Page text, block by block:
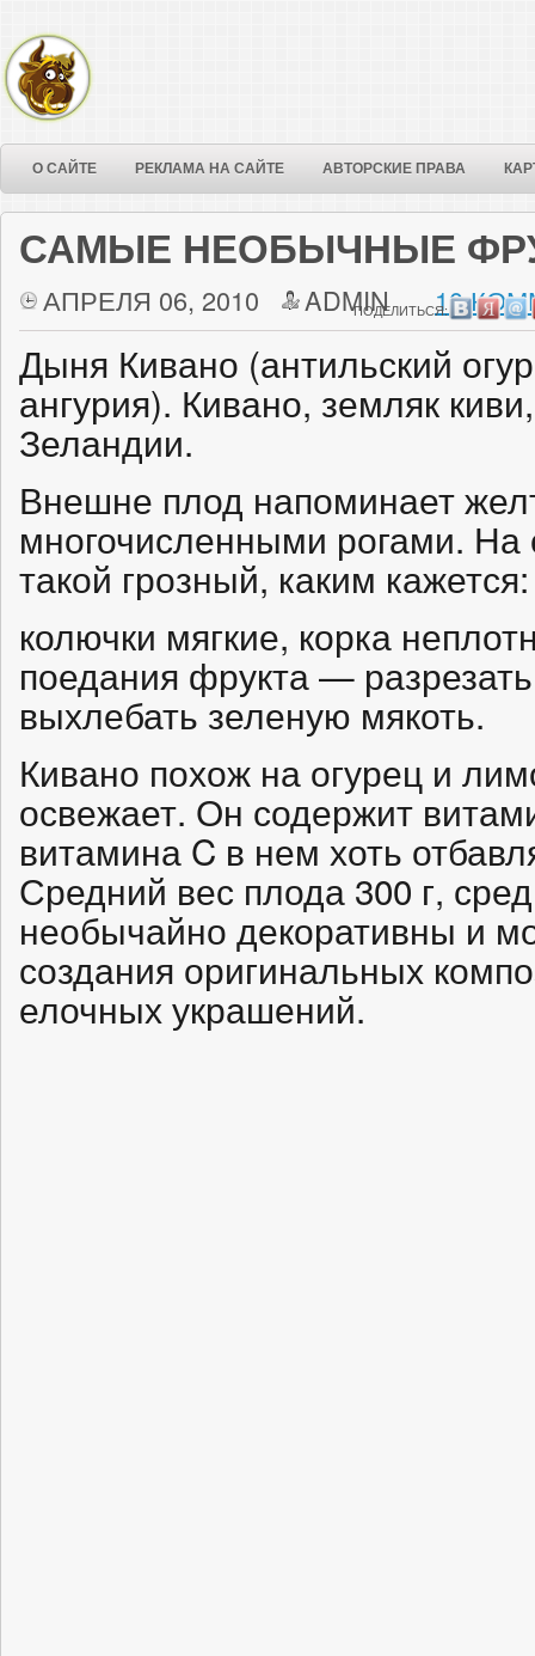
О САЙТЕ РЕКЛАМА НА САЙТЕ АВТОРСКИЕ ПРАВА
САМЫЕ НЕОБЫЧНЫЕ
АПРЕЛЯ 06, 2010 ADMIN 10
ПОДЕЛИТЬСЯ:
Дыня Кивано (антильский
ангурия). Кивано, земляк
Зеландии.
Внешне плод напоминает
многочисленными рогами.
такой грозный, каким кажется:
колючки мягкие, корка
поедания фрукта —
выхлебать зеленую мякоть.
Кивано похож на огурец и
освежает. Он содержит
витамина C в нем хоть
Средний вес плода 300 г,
необычайно декоративны и
создания оригинальных
елочных украшений.